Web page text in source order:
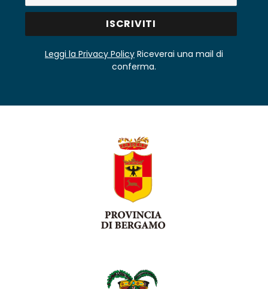
Leggi la Privacy Policy Riceverai una mail di
conferma.